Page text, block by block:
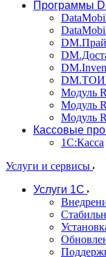
Программы
Модуль
Модуль
Модуль
Кассовые
1С:Касса
Услуги и сервисы
Услуги 1С